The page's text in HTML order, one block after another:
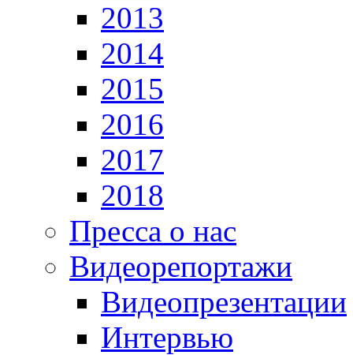
2013
2014
2015
2016
2017
2018
Пресса о нас
Видеорепортажи
Видеопрезентации
Интервью